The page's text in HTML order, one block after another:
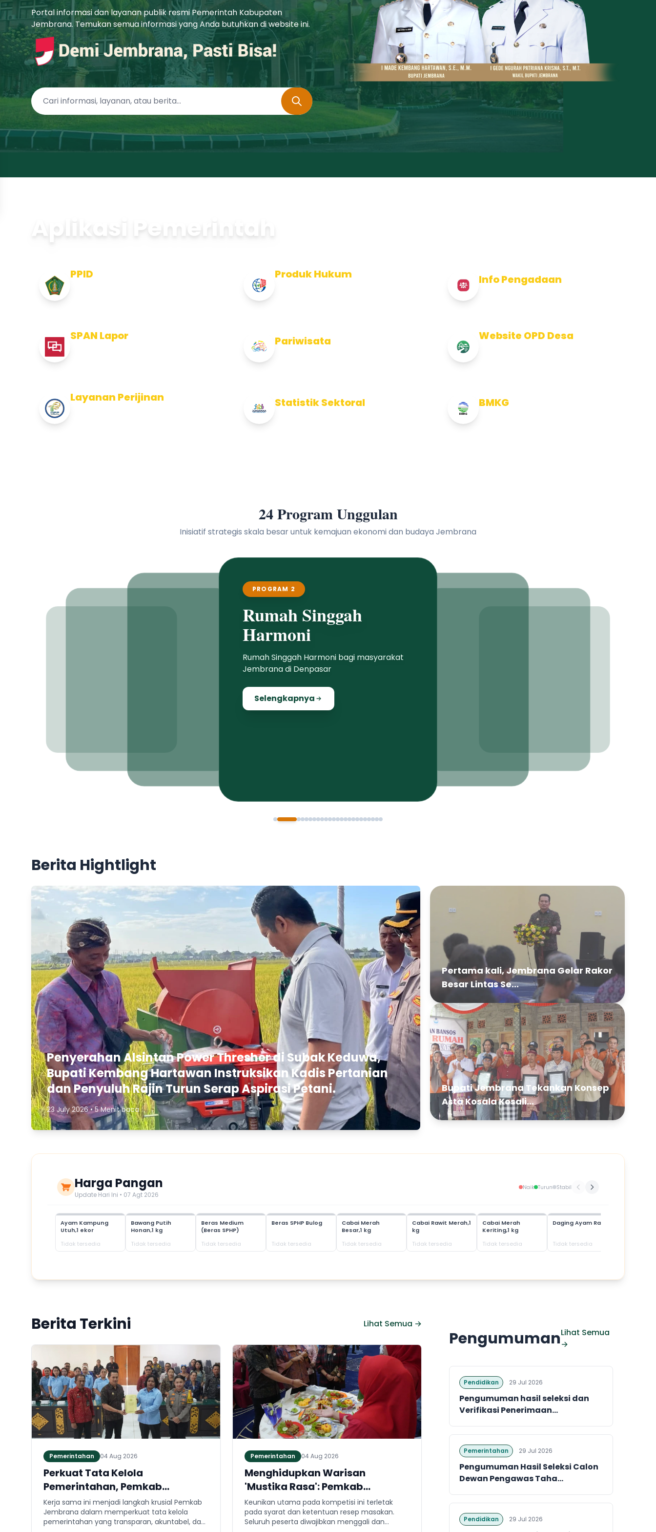
Portal informasi dan layanan publik resmi Pemerintah Kabupaten
Jembrana. Temukan semua informasi yang Anda butuhkan di website ini.
Aplikasi Pemerintah
PPID Produk Hukum Info Pengadaan
SPAN Lapor Pariwisata Website OPD Desa
Layanan Perijinan Statistik Sektoral BMKG
24 Program Unggulan
Inisiatif strategis skala besar untuk kemajuan ekonomi dan budaya Jembrana
PROGRAM 3
Mobil Pickup Adat
Penyediaan mobil pickup bagi desa adat
Berita Hightlight
Penyerahan Alsintan Power Thresher di Subak Keduwa,
Bupati Kembang Hartawan Instruksikan Kadis Pertanian
dan Penyuluh Rajin Turun Serap Aspirasi Petani.
23 July 2026 • 5 Menit baca
Pertama kali, Jembrana Gelar Rakor
Besar Lintas Se...
Bupati Jembrana Tekankan Konsep
Asta Kosala Kosali...
Harga Pangan
Update Hari Ini • 07 Agt 2026
Naik Turun Stabil
Ayam Kampung
Utuh,1 ekor
Tidak tersedia
Bawang Putih
Honan,1 kg
Tidak tersedia
Beras Medium
(Beras SPHP)
Tidak tersedia
Beras SPHP Bulog
Tidak tersedia
Cabai Merah
Besar,1 kg
Tidak tersedia
Cabai Rawit Merah,1
kg
Tidak tersedia
Cabai Merah
Keriting,1 kg
Tidak tersedia
Daging Ayam Ras
Tidak tersedia
Berita Terkini Lihat Semua →
Pemerintahan 04 Aug 2026
Perkuat Tata Kelola
Pemerintahan, Pemkab
Jembrana dan Kejari Jembrana
Sepakati Kerja Sama Hukum
Datun
Kerja sama ini menjadi langkah krusial Pemkab
Jembrana dalam memperkuat tata kelola
pemerintahan yang transparan, akuntabel, dan
Pemerintahan 04 Aug 2026
Menghidupkan Warisan
'Mustika Rasa': Pemkab
Jembrana Gali Keteladanan
Bung Karno Lewat Lomba Cipta
Menu Kuliner
Keunikan utama pada kompetisi ini terletak
pada syarat dan ketentuan resep masakan.
Seluruh peserta diwajibkan menggali dan
PengumumanLihat Semua
→
Pendidikan 29 Jul 2026
Pengumuman hasil seleksi dan
Verifikasi Penerimaan...
Pemerintahan 29 Jul 2026
Pengumuman Hasil Seleksi Calon
Dewan Pengawas Taha...
Pendidikan 29 Jul 2026